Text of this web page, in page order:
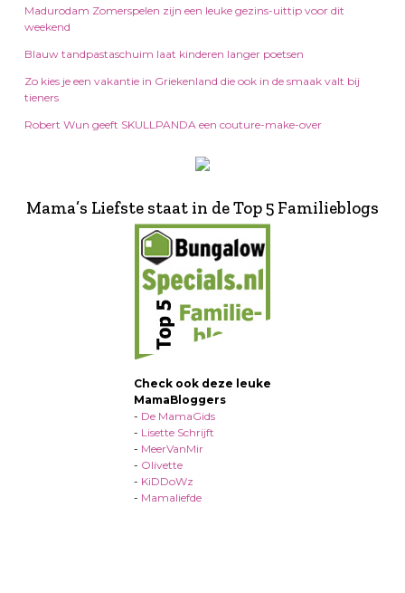
Madurodam Zomerspelen zijn een leuke gezins-uittip voor dit
weekend
Blauw tandpastaschuim laat kinderen langer poetsen
Zo kies je een vakantie in Griekenland die ook in de smaak valt bij
tieners
Robert Wun geeft SKULLPANDA een couture-make-over
Mama’s Liefste staat in de Top 5 Familieblogs
Check ook deze leuke
MamaBloggers
- De MamaGids
- Lisette Schrijft
- MeerVanMir
- Olivette
- KiDDoWz
- Mamaliefde